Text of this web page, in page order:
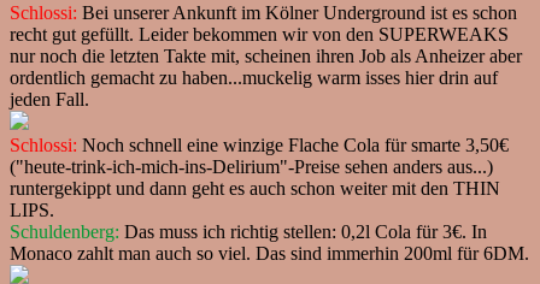
Schlossi: Bei unserer Ankunft im Kölner Underground ist es schon
recht gut gefüllt. Leider bekommen wir von den SUPERWEAKS
nur noch die letzten Takte mit, scheinen ihren Job als Anheizer aber
ordentlich gemacht zu haben...muckelig warm isses hier drin auf
jeden Fall.
Schlossi: Noch schnell eine winzige Flache Cola für smarte 3,50€
("heute-trink-ich-mich-ins-Delirium"-Preise sehen anders aus...)
runtergekippt und dann geht es auch schon weiter mit den THIN
LIPS.
Schuldenberg: Das muss ich richtig stellen: 0,2l Cola für 3€. In
Monaco zahlt man auch so viel. Das sind immerhin 200ml für 6DM.